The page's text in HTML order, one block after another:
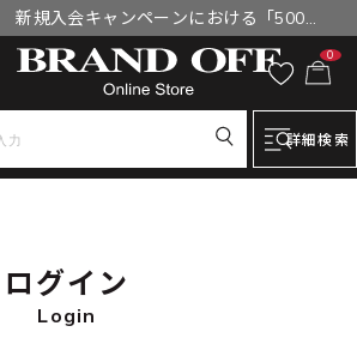
新規入会キャンペーンにおける「500円
ポン」付与漏れと補填について
0
詳細検索
ログイン
Login